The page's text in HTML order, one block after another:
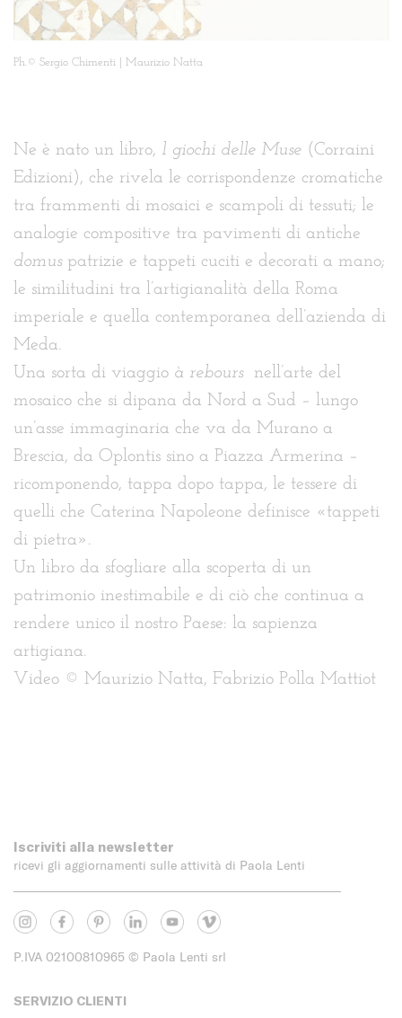
Ph.© Sergio Chimenti | Maurizio Natta
Ne è nato un libro, l giochi delle Muse (Corraini
Edizioni), che rivela le corrispondenze cromatiche
tra frammenti di mosaici e scampoli di tessuti; le
analogie compositive tra pavimenti di antiche
domuspatrizie e tappeti cuciti e decorati a mano;
le similitudini tra l’artigianalità della Roma
imperiale e quella contemporanea dell’azienda di
Meda.
Una sorta di viaggio à reboursnell’arte del
mosaico che si dipana da Nord a Sud – lungo
un’asse immaginaria che va da Murano a
Brescia, da Oplontis sino a Piazza Armerina –
ricomponendo, tappa dopo tappa, le tessere di
quelli che Caterina Napoleone definisce «tappeti
di pietra».
Un libro da sfogliare alla scoperta di un
patrimonio inestimabile e di ciò che continua a
rendere unico il nostro Paese: la sapienza
artigiana.
Video © Maurizio Natta, Fabrizio Polla Mattiot
Iscriviti alla newsletter
ricevi gli aggiornamenti sulle attività di Paola Lenti
P.IVA 02100810965 © Paola Lenti srl
SERVIZIO CLIENTI